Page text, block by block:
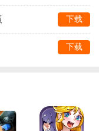
下载
下载